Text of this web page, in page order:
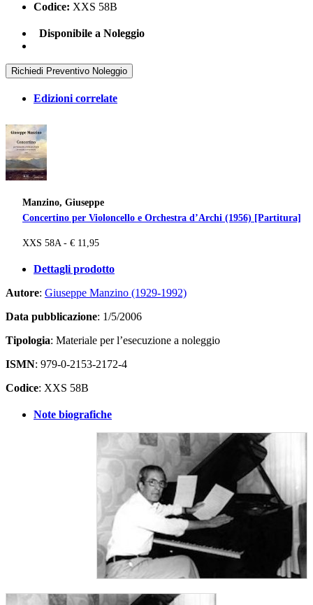
Codice: XXS 58B
Disponibile a Noleggio
Richiedi Preventivo Noleggio
Edizioni correlate
Manzino, Giuseppe
Concertino per Violoncello e Orchestra d’Archi (1956) [Partitura]
XXS 58A - € 11,95
Dettagli prodotto
Autore: Giuseppe Manzino (1929-1992)
Data pubblicazione: 1/5/2006
Tipologia: Materiale per l’esecuzione a noleggio
ISMN: 979-0-2153-2172-4
Codice: XXS 58B
Note biografiche